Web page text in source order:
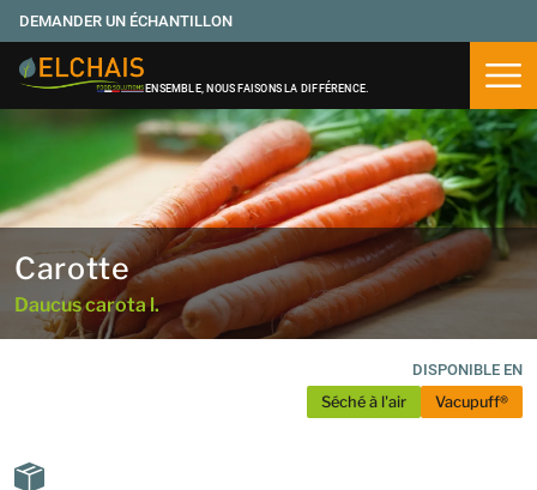
DEMANDER UN ÉCHANTILLON
ENSEMBLE, NOUS FAISONS LA DIFFÉRENCE.
Carotte
Daucus carota l.
DISPONIBLE EN
Séché à l'air
Vacupuff®